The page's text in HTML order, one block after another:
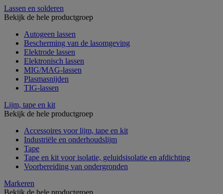
Lassen en solderen
Bekijk de hele productgroep
Autogeen lassen
Bescherming van de lasomgeving
Elektrode lassen
Elektronisch lassen
MIG/MAG-lassen
Plasmasnijden
TIG-lassen
Lijm, tape en kit
Bekijk de hele productgroep
Accessoires voor lijm, tape en kit
Industriële en onderhoudslijm
Tape
Tape en kit voor isolatie, geluidsisolatie en afdichting
Voorbereiding van ondergronden
Markeren
Bekijk de hele productgroep